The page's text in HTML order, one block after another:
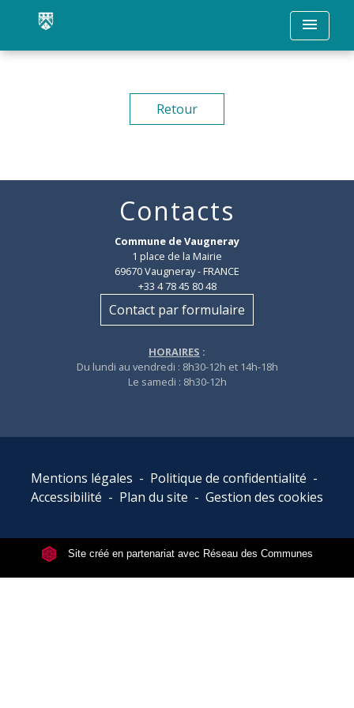
menu
Retour
Contacts
Commune de Vaugneray
1 place de la Mairie
69670 Vaugneray - FRANCE
+33 4 78 45 80 48
Contact par formulaire
HORAIRES :
Du lundi au vendredi : 8h30-12h et 14h-18h
Le samedi : 8h30-12h
Mentions légales - Politique de confidentialité -
Accessibilité - Plan du site - Gestion des cookies
Site créé en partenariat avec Réseau des Communes